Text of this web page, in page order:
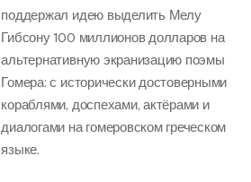
поддержал идею выделить Мелу
Гибсону 100 миллионов долларов на
альтернативную экранизацию поэмы
Гомера: с исторически достоверными
кораблями, доспехами, актёрами и
диалогами на гомеровском греческом
языке.